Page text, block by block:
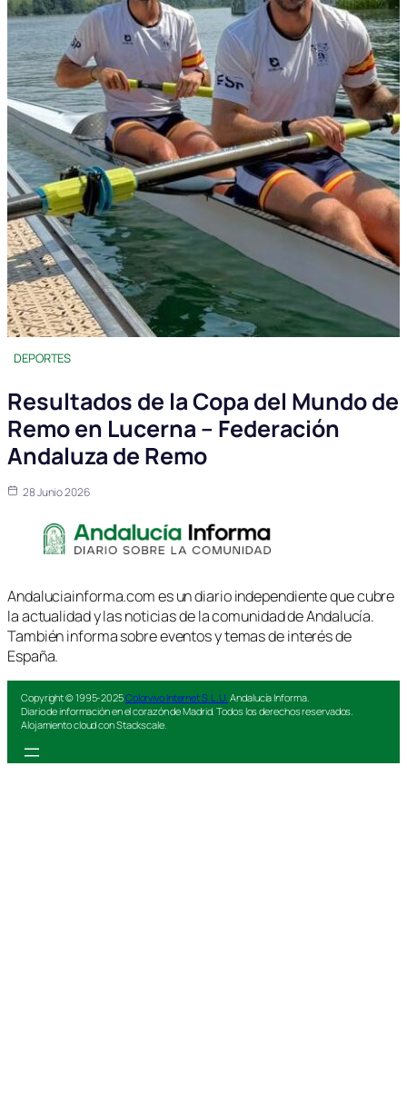
DEPORTES
Resultados de la Copa del Mundo de
Remo en Lucerna – Federación
Andaluza de Remo
28 Junio 2026
Andaluciainforma.com es un diario independiente que cubre
la actualidad y las noticias de la comunidad de Andalucía.
También informa sobre eventos y temas de interés de
España.
Copyright © 1995-2025Colorvivo Internet S.L.U. Andalucía Informa.
Diario de información en el corazón de Madrid. Todos los derechos reservados.
Alojamiento cloud con Stackscale.